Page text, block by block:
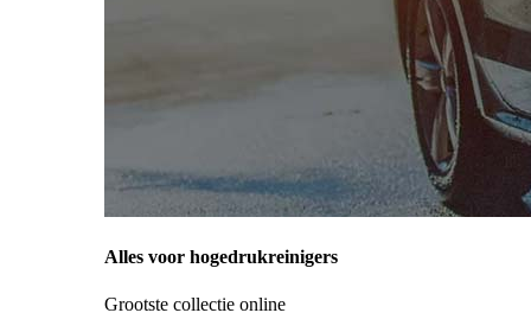
Alles voor hogedrukreinigers
Grootste collectie online